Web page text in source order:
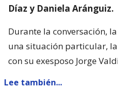
Díaz y Daniela Aránguiz.
Durante la conversación,
una situación particular,
con su exesposo Jorge
Lee también...